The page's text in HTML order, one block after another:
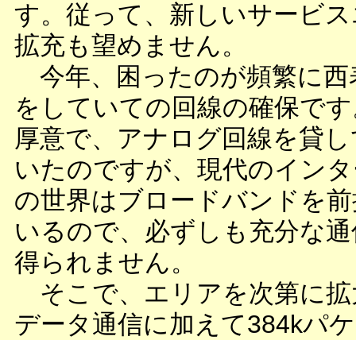
す。従って、新しいサービ
拡充も望めません。
今年、困ったのが頻繁に西
をしていての回線の確保で
厚意で、アナログ回線を貸
いたのですが、現代のイン
の世界はブロードバンドを
いるので、必ずしも充分な
得られません。
そこで、エリアを次第に拡
データ通信に加えて384kパ